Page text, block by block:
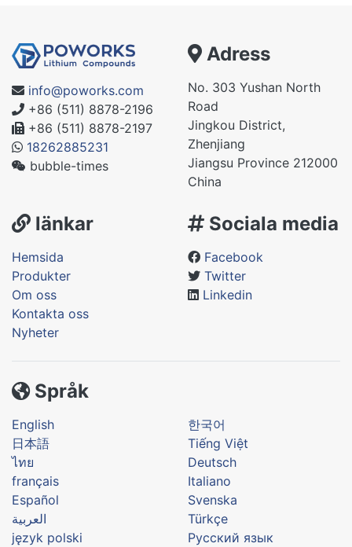
info@poworks.com
+86 (511) 8878-2196
+86 (511) 8878-2197
18262885231
bubble-times
Adress
No. 303 Yushan North
Road
Jingkou District,
Zhenjiang
Jiangsu Province 212000
China
länkar
Hemsida
Produkter
Om oss
Kontakta oss
Nyheter
Sociala media
Facebook
Twitter
Linkedin
Språk
English
한국어
日本語
Tiếng Việt
ไทย
Deutsch
français
Italiano
Español
Svenska
العربية
Türkçe
język polski
Русский язык